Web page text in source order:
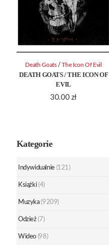
DEATH GOATS / THE ICON OF
EVIL
30.00 zł
Death Goats /The Icon Of Evil
Kategorie
Indywidualnie (121)
Książki (4)
Muzyka (9209)
Odzież (7)
Wideo (98)